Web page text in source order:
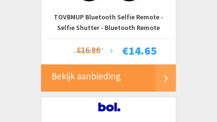
TOVBMUP Bluetooth Selfie Remote -
Selfie Shutter - Bluetooth Remote
Shutter - Geschikt voor smartphones en
tablets - Compatibel met IOS en Android
€14.65
€16.86
Bekijk aanbieding